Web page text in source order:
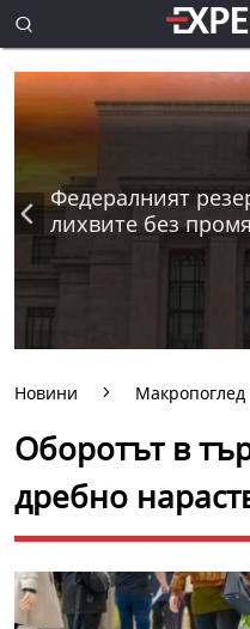
Федералният
лихвите без
Новини Макропоглед
Оборотът в
дребно